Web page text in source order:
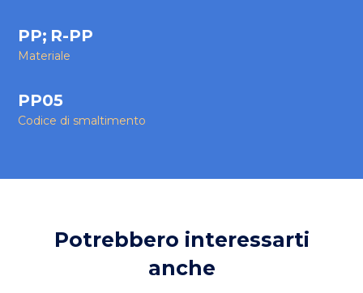
PP; R-PP
Materiale
PP05
Codice di smaltimento
Potrebbero interessarti
anche